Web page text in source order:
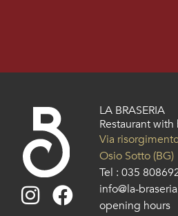
LA BRASERIA
Restaurant
Via
Osio Sotto (BG)
Tel :035
info@la-
opening hours